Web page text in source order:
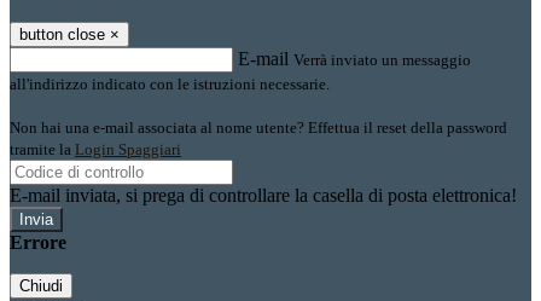
button close ×
E-mail Verrà inviato un messaggio
all'indirizzo indicato con le istruzioni necessarie.
Non hai una e-mail associata al nome utente? Effettua il reset della password
tramite la Login Spaggiari
E-mail inviata, si prega di controllare la casella di posta elettronica!
Errore
Chiudi